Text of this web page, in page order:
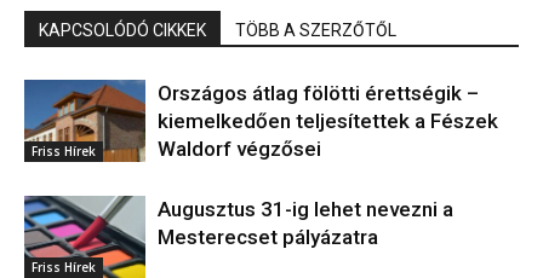
KAPCSOLÓDÓ CIKKEK TÖBB A SZERZŐTŐL
Friss Hírek
Országos átlag fölötti érettségik –
kiemelkedően teljesítettek a Fészek
Waldorf végzősei
Friss Hírek
Augusztus 31-ig lehet nevezni a
Mesterecset pályázatra